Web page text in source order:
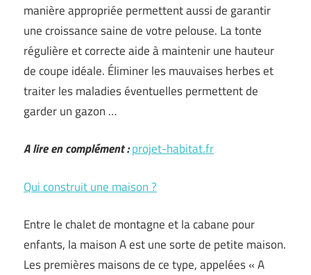
manière appropriée permettent aussi de garantir
une croissance saine de votre pelouse. La tonte
régulière et correcte aide à maintenir une hauteur
de coupe idéale. Éliminer les mauvaises herbes et
traiter les maladies éventuelles permettent de
garder un gazon …
A lire en complément :projet-habitat.fr
Qui construit une maison ?
Entre le chalet de montagne et la cabane pour
enfants, la maison A est une sorte de petite maison.
Les premières maisons de ce type, appelées « A